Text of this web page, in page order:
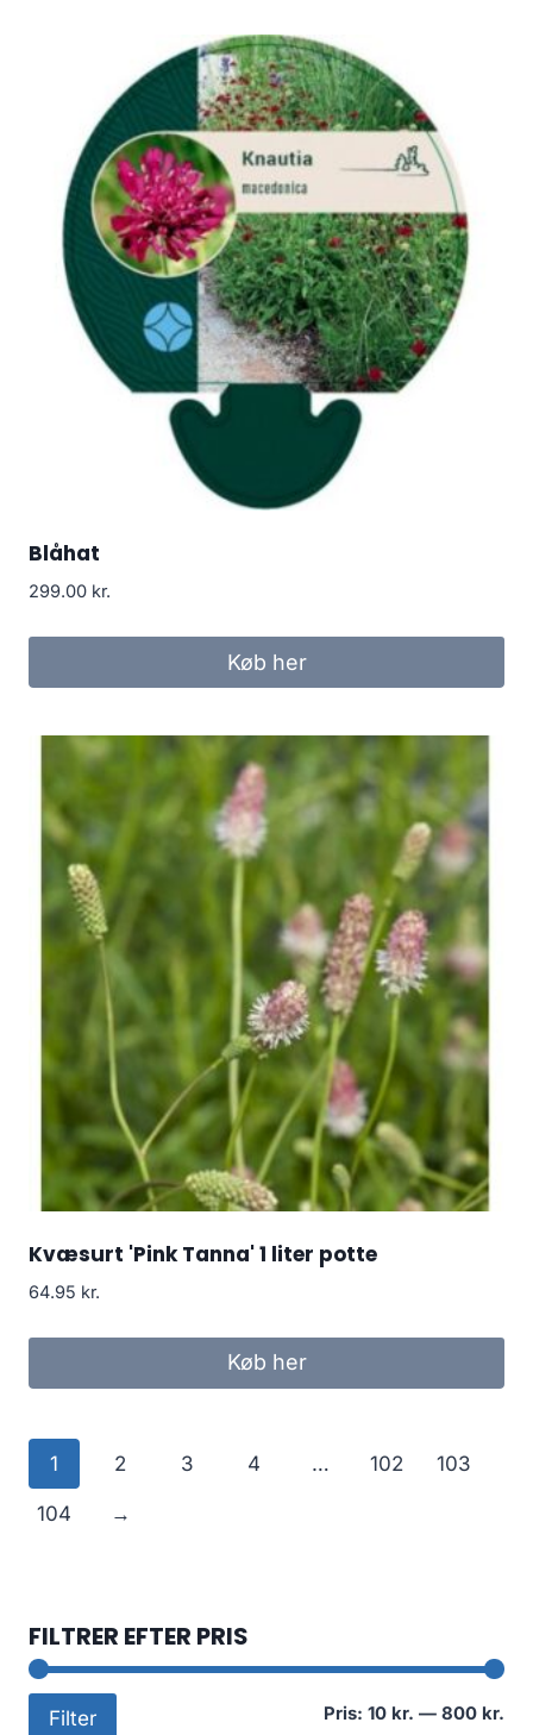
Blåhat
299.00 kr.
Køb her
Kvæsurt 'Pink Tanna' 1 liter potte
64.95 kr.
Køb her
1 2 3 4 … 102 103
104 →
FILTRER EFTER PRIS
Filter Pris: 10 kr. — 800 kr.